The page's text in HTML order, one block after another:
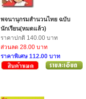
พจนานุกรมสำนวนไทย ฉบับ
นักเรียน(หมดแล้ว)
ราคาปกติ 140.00 บาท
ส่วนลด 28.00 บาท
ราคาพิเศษ 112.00 บาท